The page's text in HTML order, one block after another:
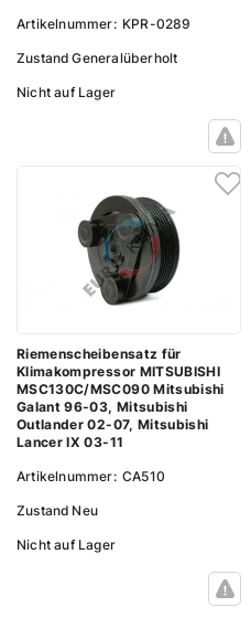
Artikelnummer: KPR-0289
Zustand Generalüberholt
Nicht auf Lager
Riemenscheibensatz für
Klimakompressor MITSUBISHI
MSC130C/MSC090 Mitsubishi
Galant 96-03, Mitsubishi
Outlander 02-07, Mitsubishi
Lancer IX 03-11
Artikelnummer: CA510
Zustand Neu
Nicht auf Lager